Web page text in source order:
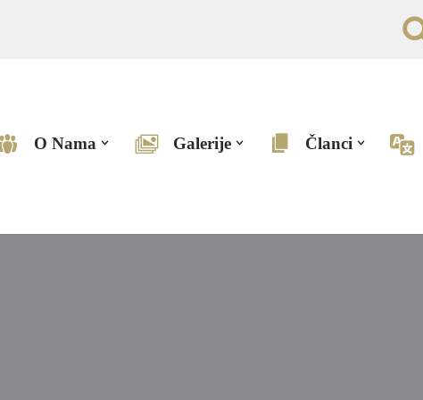
O Nama Galerije Članci